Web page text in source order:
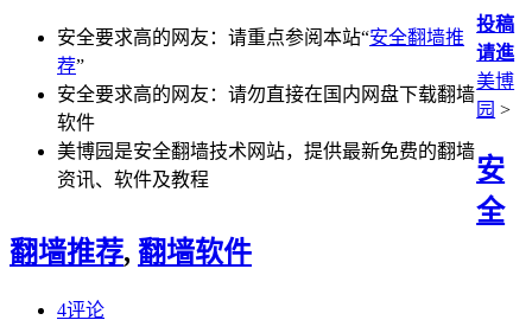
安全要求高的网友：请重点参阅本站“安全翻墙推
荐”
安全要求高的网友：请勿直接在国内网盘下载翻墙
软件
美博园是安全翻墙技术网站，提供最新免费的翻墙
资讯、软件及教程
投稿
请進
美博
园 >
安
全
翻墙推荐, 翻墙软件
4评论